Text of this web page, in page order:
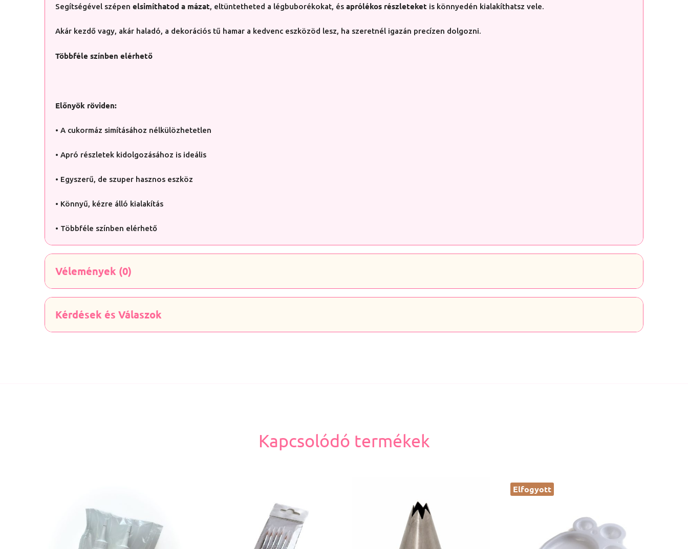
Segítségével szépen elsimíthatod a mázat, eltüntetheted a légbuborékokat, és aprólékos részleteket is könnyedén kialakíthatsz vele.
Akár kezdő vagy, akár haladó, a dekorációs tű hamar a kedvenc eszközöd lesz, ha szeretnél igazán precízen dolgozni.
Többféle színben elérhető
Előnyök röviden:
• A cukormáz simításához nélkülözhetetlen
• Apró részletek kidolgozásához is ideális
• Egyszerű, de szuper hasznos eszköz
• Könnyű, kézre álló kialakítás
• Többféle színben elérhető
Vélemények (0)
Kérdések és Válaszok
Kapcsolódó termékek
Elfogyott